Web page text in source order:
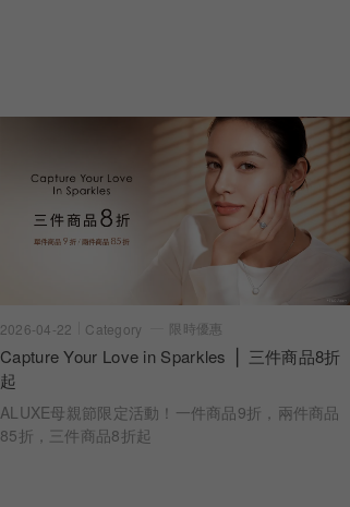
2026-04-22 Category 限時優惠
Capture Your Love in Sparkles ⎪ 三件商品8折
起
ALUXE母親節限定活動！一件商品9折，兩件商品
85折，三件商品8折起